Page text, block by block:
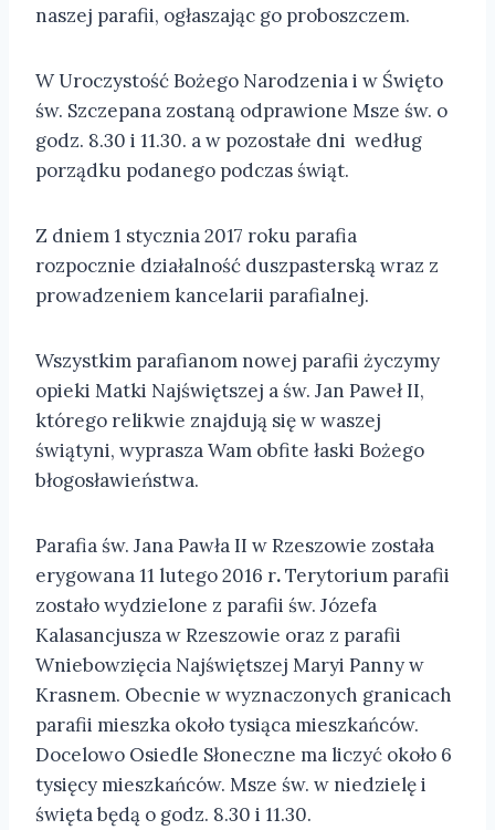
naszej parafii, ogłaszając go proboszczem.
W Uroczystość Bożego Narodzenia i w Święto
św. Szczepana zostaną odprawione Msze św. o
godz. 8.30 i 11.30. a w pozostałe dni według
porządku podanego podczas świąt.
Z dniem 1 stycznia 2017 roku parafia
rozpocznie działalność duszpasterską wraz z
prowadzeniem kancelarii parafialnej.
Wszystkim parafianom nowej parafii życzymy
opieki Matki Najświętszej a św. Jan Paweł II,
którego relikwie znajdują się w waszej
świątyni, wyprasza Wam obfite łaski Bożego
błogosławieństwa.
Parafia św. Jana Pawła II w Rzeszowie została
erygowana 11 lutego 2016 r.Terytorium parafii
zostało wydzielone z parafii św. Józefa
Kalasancjusza w Rzeszowie oraz z parafii
Wniebowzięcia Najświętszej Maryi Panny w
Krasnem. Obecnie w wyznaczonych granicach
parafii mieszka około tysiąca mieszkańców.
Docelowo Osiedle Słoneczne ma liczyć około 6
tysięcy mieszkańców. Msze św. w niedzielę i
święta będą o godz. 8.30 i 11.30.